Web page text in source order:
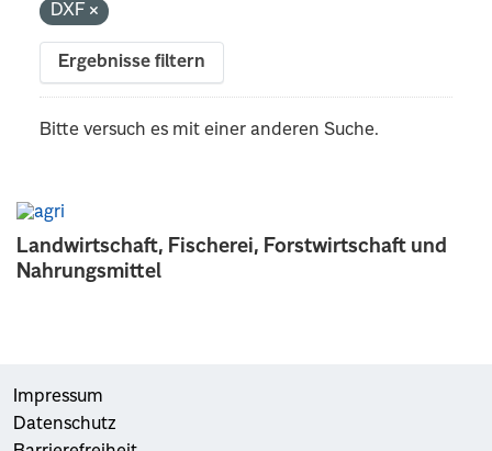
Landwirtschaft, Fischerei, Forstwirtschaft und
Nahrungsmittel
DXF
Ergebnisse filtern
Bitte versuch es mit einer anderen Suche.
Impressum
Datenschutz